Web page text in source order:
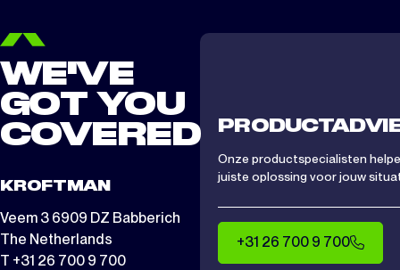
WE'VE
GOT YOU
COVERED
KROFTMAN
Veem 3 6909 DZ Babberich
The Netherlands
T +31 26 700 9 700
Onze productspecialisten
juiste oplossing voor jouw
+31 26 700 9 700